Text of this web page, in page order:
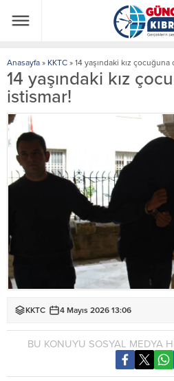
Anasayfa » KKTC » 14 yaşındaki kız
14 yaşındaki kız
istismar!
KKTC 4 Mayıs 2026 13:06
BU KONUYU SOSYAL MEDYA